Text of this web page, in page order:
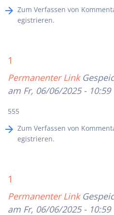
Zum Verfassen von
egistrieren.
1
Permanenter Link
am Fr, 06/06/2025 - 10:59
555
Zum Verfassen von
egistrieren.
1
Permanenter Link
am Fr, 06/06/2025 - 10:59